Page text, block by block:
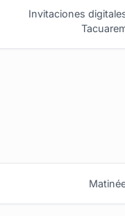
Invitaciones